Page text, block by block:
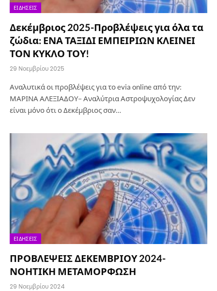
ΕΙΔΉΣΕΙΣ
Δεκέμβριος 2025-Προβλέψεις για όλα τα
ζώδια: ΕΝΑ ΤΑΞΙΔΙ ΕΜΠΕΙΡΙΩΝ ΚΛΕΙΝΕΙ
ΤΟΝ ΚΥΚΛΟ ΤΟΥ!
29 Νοεμβρίου 2025
Αναλυτικά οι προβλέψεις για το evia online από την:
ΜΑΡΙΝΑ ΑΛΕΞΙΑΔΟΥ– Αναλύτρια Αστροψυχολογίας Δεν
είναι μόνο ότι ο Δεκέμβριος σαν…
ΕΙΔΉΣΕΙΣ
ΠΡΟΒΛΕΨΕΙΣ ΔΕΚΕΜΒΡΙΟΥ 2024-
ΝΟΗΤΙΚΗ ΜΕΤΑΜΟΡΦΩΣΗ
29 Νοεμβρίου 2024